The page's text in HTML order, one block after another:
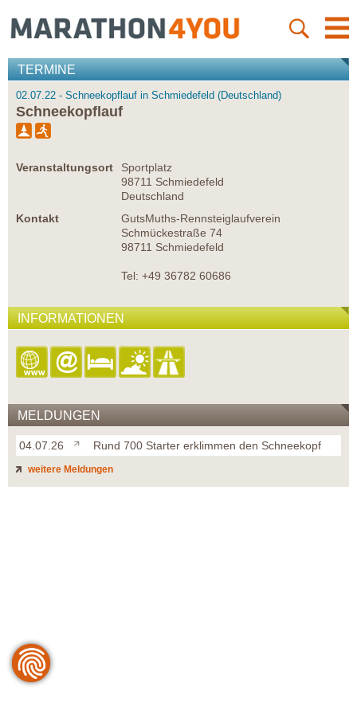
TERMINE
02.07.22 - Schneekopflauf in Schmiedefeld (Deutschland)
Schneekopflauf
Veranstaltungsort
Sportplatz
98711 Schmiedefeld
Deutschland
Kontakt
GutsMuths-Rennsteiglaufverein
Schmückestraße 74
98711 Schmiedefeld
Tel: +49 36782 60686
INFORMATIONEN
MELDUNGEN
04.07.26 Rund 700 Starter erklimmen den Schneekopf
weitere Meldungen